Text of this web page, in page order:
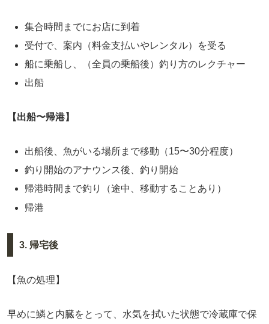
集合時間までにお店に到着
受付で、案内（料金支払いやレンタル）を受る
船に乗船し、（全員の乗船後）釣り方のレクチャー
出船
【出船〜帰港】
出船後、魚がいる場所まで移動（15〜30分程度）
釣り開始のアナウンス後、釣り開始
帰港時間まで釣り（途中、移動することあり）
帰港
3. 帰宅後
【魚の処理】
早めに鱗と内臓をとって、水気を拭いた状態で冷蔵庫で保